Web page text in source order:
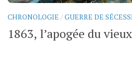
CHRONOLOGIE /GUERRE DE
1863, l’apogée du